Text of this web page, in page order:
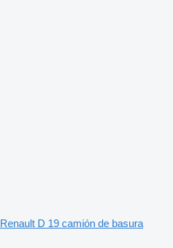
Renault D 19 camión de basura